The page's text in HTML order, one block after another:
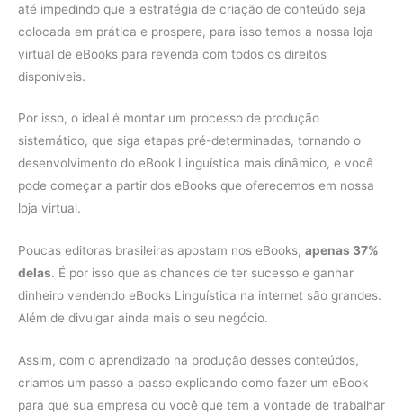
até impedindo que a estratégia de criação de conteúdo seja
colocada em prática e prospere, para isso temos a nossa loja
virtual de eBooks para revenda com todos os direitos
disponíveis.
Por isso, o ideal é montar um processo de produção
sistemático, que siga etapas pré-determinadas, tornando o
desenvolvimento do eBook Linguística mais dinâmico, e você
pode começar a partir dos eBooks que oferecemos em nossa
loja virtual.
Poucas editoras brasileiras apostam nos eBooks, apenas 37%
delas. É por isso que as chances de ter sucesso e ganhar
dinheiro vendendo eBooks Linguística na internet são grandes.
Além de divulgar ainda mais o seu negócio.
Assim, com o aprendizado na produção desses conteúdos,
criamos um passo a passo explicando como fazer um eBook
para que sua empresa ou você que tem a vontade de trabalhar